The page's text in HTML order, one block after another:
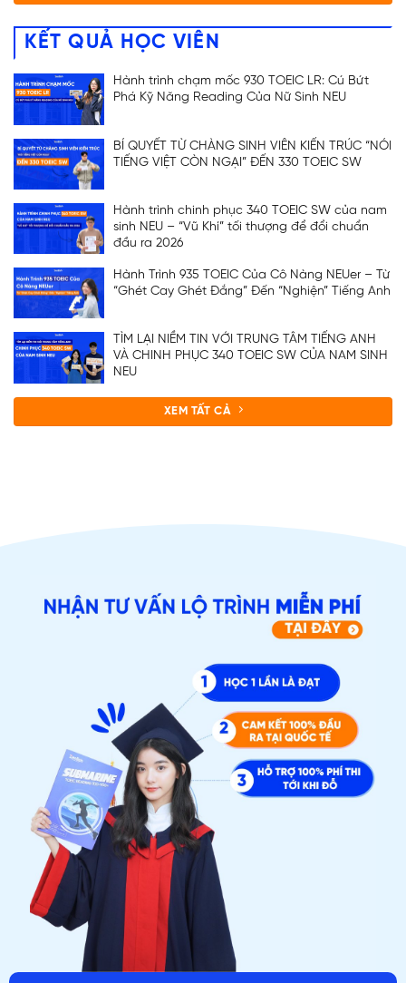
KẾT QUẢ HỌC VIÊN
Hành trình chạm mốc 930 TOEIC LR: Cú Bứt
Phá Kỹ Năng Reading Của Nữ Sinh NEU
BÍ QUYẾT TỪ CHÀNG SINH VIÊN KIẾN TRÚC “NÓI
TIẾNG VIỆT CÒN NGẠI” ĐẾN 330 TOEIC SW
Hành trình chinh phục 340 TOEIC SW của nam
sinh NEU – “Vũ Khí” tối thượng để đổi chuẩn
đầu ra 2026
Hành Trình 935 TOEIC Của Cô Nàng NEUer – Từ
“Ghét Cay Ghét Đắng” Đến “Nghiện” Tiếng Anh
TÌM LẠI NIỀM TIN VỚI TRUNG TÂM TIẾNG ANH
VÀ CHINH PHỤC 340 TOEIC SW CỦA NAM SINH
NEU
XEM TẤT CẢ